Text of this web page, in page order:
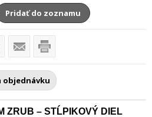
Pridať do zoznamu
objednávku
ZRUB – STĹPIKOVÝ DIEL